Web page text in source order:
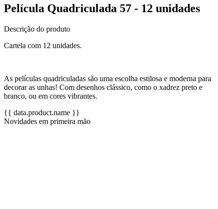
Película Quadriculada 57 - 12 unidades
Descrição do produto
Cartela com 12 unidades.
As películas quadriculadas são uma escolha estilosa e moderna para
decorar as unhas! Com desenhos clássico, como o xadrez preto e
branco, ou em cores vibrantes.
{{ data.product.name }}
Novidades em primeira mão